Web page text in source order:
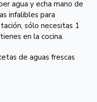
agua y echa mano de
infalibles para
sólo necesitas 1
en la cocina.
de aguas frescas